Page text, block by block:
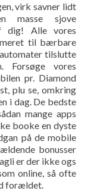
virk savner lidt
masse sjove
dig! Alle vores
til bærbare
tilslutte
Forsøge vores
pr. Diamond
plu se, omkring
i dag. De bedste
mange apps
booke en dyste
på de mobile
bonusser
er der ikke ogs
online, så ofte
forældet.